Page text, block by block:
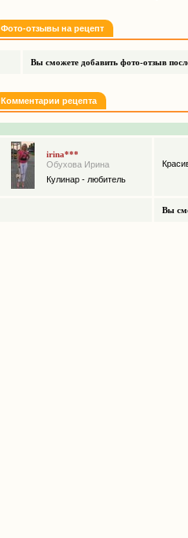
Фото-отзывы на рецепт
Вы сможете добавить фото-отзыв
Комментарии рецепта
irina***
Обухова Ирина
Кулинар - любитель
Вы